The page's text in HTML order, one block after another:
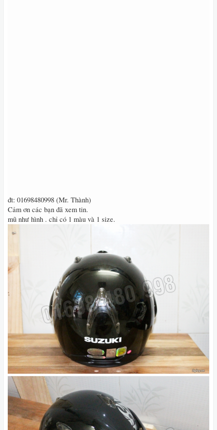
đt: 01698480998 (Mr. Thành)
Cảm ơn các bạn đã xem tin.
mũ như hình . chỉ có 1 màu và 1 size.